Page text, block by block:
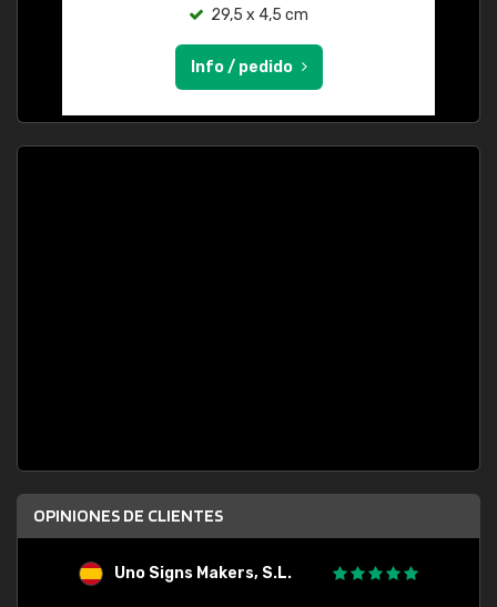
29,5 x 4,5 cm
Info / pedido
OPINIONES DE CLIENTES
Uno Signs Makers, S.L.